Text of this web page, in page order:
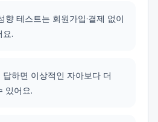
향 테스트는 회원가입·결제 없이
요.
하면 이상적인 자아보다 더
있어요.